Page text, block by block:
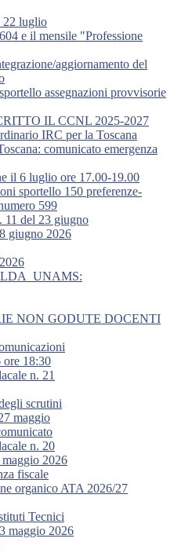
luglio
e il mensile "Professione
aggiornamento del
assegnazioni provvisorie
IL CCNL 2025-2027
IRC per la Toscana
comunicato emergenza
il 6 luglio ore 17.00-19.00
sportello 150 preferenze-
599
11 del 23 giugno
giugno 2026
NON GODUTE DOCENTI
18:30
n. 21
scrutini
maggio
n. 20
2026
fiscale
organico ATA 2026/27
Tecnici
maggio 2026